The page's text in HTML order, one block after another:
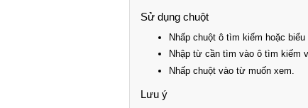
Sử dụng chuột
Nhấp chuột ô tìm kiếm hoặc
Nhập từ cần tìm vào ô tìm kiếm
Nhấp chuột vào từ muốn xem.
Lưu ý